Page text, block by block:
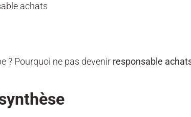
achats
? Pourquoi ne pas devenir responsable